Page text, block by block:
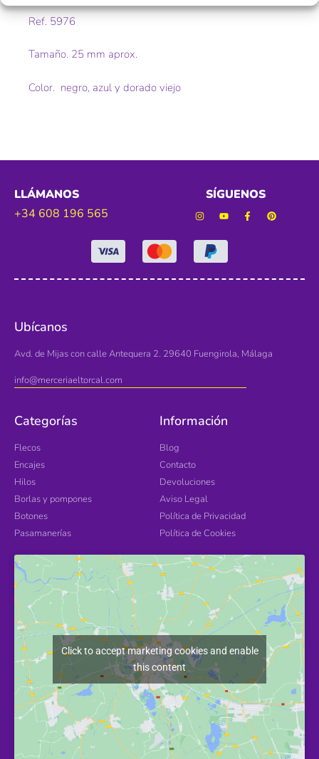
Ref. 5976
Tamaño. 25 mm aprox.
Color. negro, azul y dorado viejo
LLÁMANOS
+34 608 196 565
SÍGUENOS
Ubícanos
Avd. de Mijas con calle Antequera 2. 29640 Fuengirola, Málaga
info@merceriaeltorcal.com
Categorías
Flecos
Encajes
Hilos
Borlas y pompones
Botones
Pasamanerías
Información
Blog
Contacto
Devoluciones
Aviso Legal
Política de Privacidad
Política de Cookies
Click to accept marketing cookies and enable
this content